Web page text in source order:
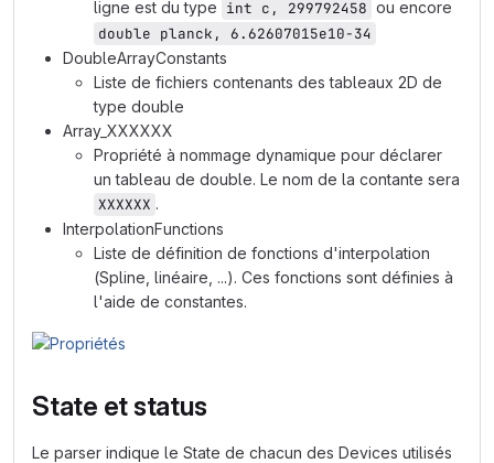
ligne est du type int c, 299792458 ou encore
double planck, 6.62607015e10-34
DoubleArrayConstants
Liste de fichiers contenants des tableaux 2D de
type double
Array_XXXXXX
Propriété à nommage dynamique pour déclarer
un tableau de double. Le nom de la contante sera
XXXXXX .
InterpolationFunctions
Liste de définition de fonctions d'interpolation
(Spline, linéaire, ...). Ces fonctions sont définies à
l'aide de constantes.
State et status
Le parser indique le State de chacun des Devices utilisés